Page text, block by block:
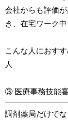
会社からも評価
き、在宅ワーク
こんな人におす
人
③ 医療事務技能
調剤薬局だけで